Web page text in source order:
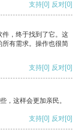
支持[0] 反对[0]
，终于找到了它。这
有需求。操作也很简
支持[0] 反对[0]
，这样会更加亲民。
支持[0] 反对[0]